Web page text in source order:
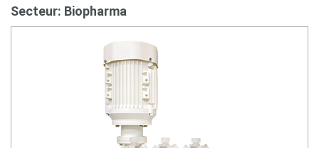
Secteur: Biopharma